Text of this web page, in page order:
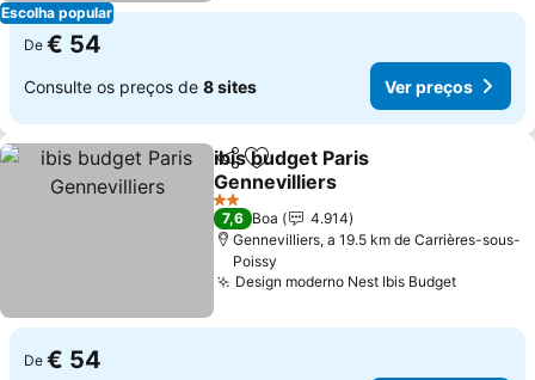
Escolha popular
De € 54
Consulte os preços de 8 sites Ver preços
PartilharAdicionar aos favoritos
ibis budget Paris
Gennevilliers
2 Estrelas
7,6 Boa
4.914
Gennevilliers, a 19.5 km de Carrières-sous-
Poissy
Design moderno Nest Ibis Budget
De € 54